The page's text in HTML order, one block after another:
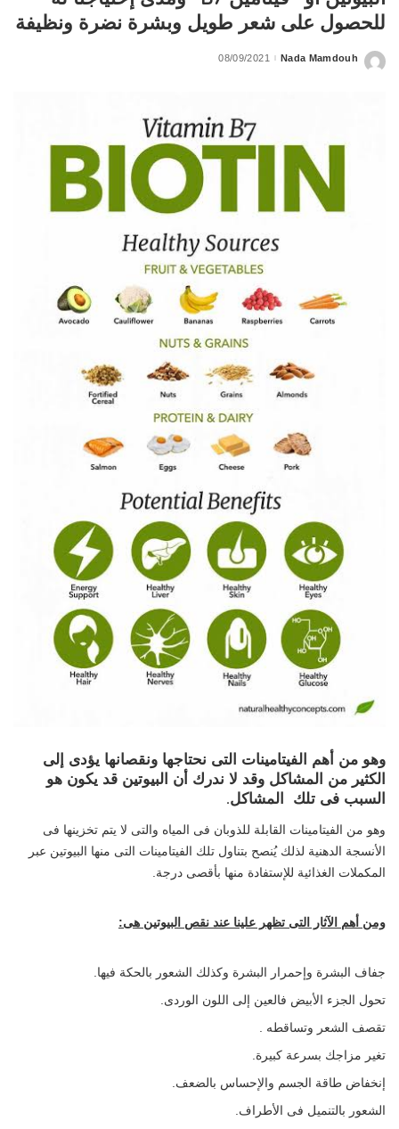
للحصول على شعر طويل وبشرة نضرة ونظيفة
Posted
Nada Mamdouh
08/09/2021
وهو من أهم الفيتامينات التى نحتاجها ونقصانها يؤدى إلى
الكثير من المشاكل وقد لا ندرك أن البيوتين قد يكون هو
السبب فى تلك المشاكل.
وهو من الفيتامينات القابلة للذوبان فى المياه والتى لا يتم تخزينها فى
الأنسجة الدهنية لذلك يُنصح بتناول تلك الفيتامينات التى منها البيوتين عبر
المكملات الغذائية للإستفادة منها بأقصى درجة.
ومن أهم الآثار التى تظهر علينا عند نقص البيوتين هى:
جفاف البشرة وإحمرار البشرة وكذلك الشعور بالحكة فيها.
تحول الجزء الأبيض فالعين إلى اللون الوردى.
تقصف الشعر وتساقطه .
تغير مزاجك بسرعة كبيرة.
إنخفاض طاقة الجسم والإحساس بالضعف.
الشعور بالتنميل فى الأطراف.